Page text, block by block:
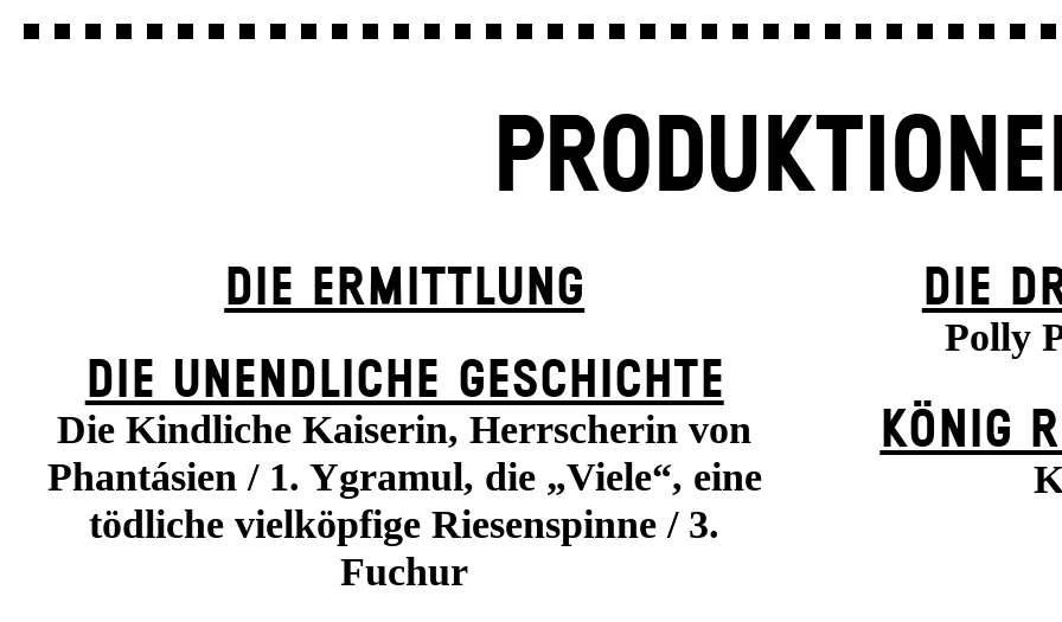
DIE ERMITTLUNG
DIE UN­ENDLICHE GESCHICHTE
Die Kindliche Kaiserin, Herrscherin von
Phantásien / 1. Ygramul, die „Viele“, eine
tödliche vielköpfige Riesenspinne / 3.
Fuchur
DIE
Polly
KÖNIG